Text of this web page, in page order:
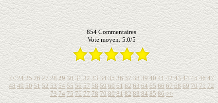
854Commentaires
Vote moyen:5.0/5
<< 24 25 26 27 28 29 30 31 32 33 34 35 36 37 38 39 40 41 42 43 44 45 46 47
48 49 50 51 52 53 54 55 56 57 58 59 60 61 62 63 64 65 66 67 68 69 70 71 72
73 74 75 76 77 78 79 80 81 82 83 84 85 86 >>